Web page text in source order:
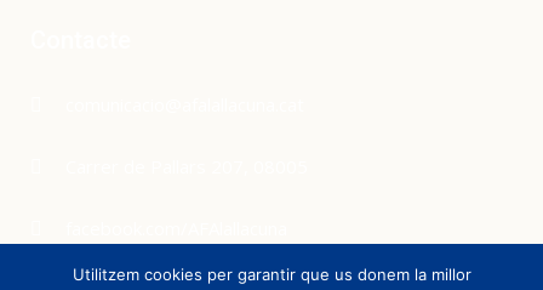
Utilitzem cookies per garantir que us donem la millor